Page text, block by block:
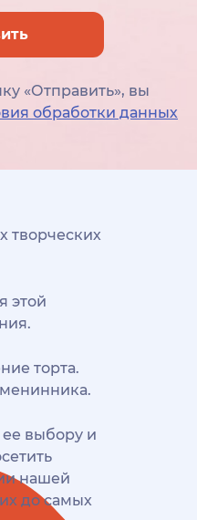
«Отправить», вы
обработки данных
творческих
этой
торта.
выбору и
нашей
до самых